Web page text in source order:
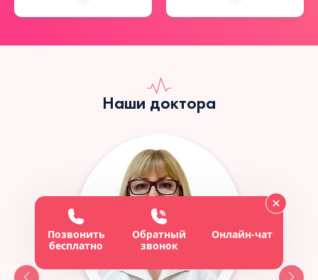
Наши доктора
Позвонить
бесплатно
Обратный
звонок
Онлайн-чат